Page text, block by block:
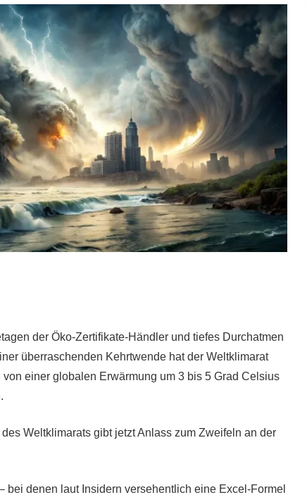
der Öko-Zertifikate-Händler und tiefes Durchatmen
überraschenden Kehrtwende hat der Weltklimarat
einer globalen Erwärmung um 3 bis 5 Grad Celsius
Weltklimarats gibt jetzt Anlass zum Zweifeln an der
bei denen laut Insidern versehentlich eine Excel-Formel